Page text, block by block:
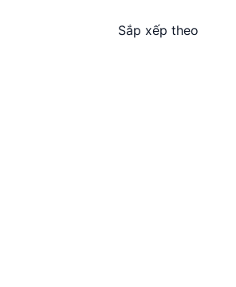
Sắp xếp theo